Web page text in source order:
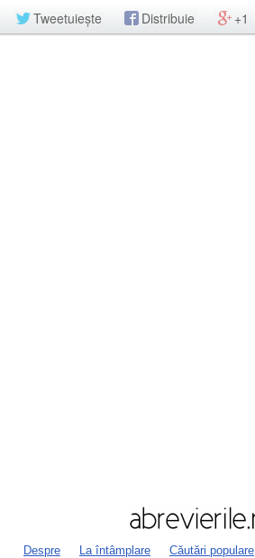
Tweetuiește Distribuie +1
Despre La întâmplare Căutări populare